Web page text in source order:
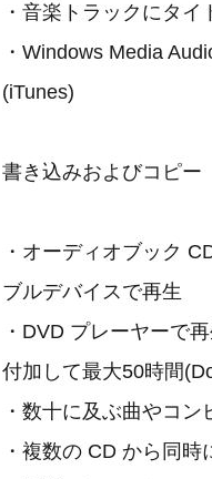
・音楽トラックにタ
・Windows Media
(iTunes)
書き込みおよびコピー
・オーディオブック
ブルデバイスで再生
・DVD プレーヤーで
付加して最大50時間
・数十に及ぶ曲やコ
・複数の CD から同時